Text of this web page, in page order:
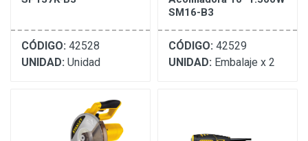
CÓDIGO: 42528
UNIDAD: Unidad
SM16-B3
CÓDIGO: 42529
UNIDAD: Embalaje x 2